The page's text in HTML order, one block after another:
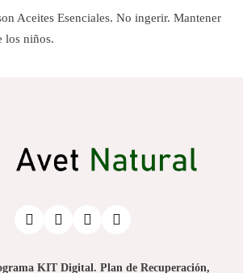
Aceites Esenciales. No ingerir. Mantener
los niños.
KIT Digital. Plan de Recuperación,